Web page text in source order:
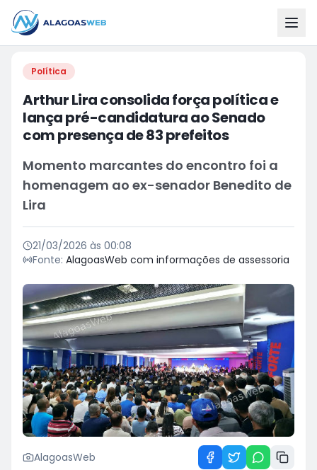
Política
Arthur Lira consolida força política e
lança pré-candidatura ao Senado
com presença de 83 prefeitos
Momento marcantes do encontro foi a
homenagem ao ex-senador Benedito de
Lira
21/03/2026 às 00:08
Fonte: AlagoasWeb com informações de assessoria
AlagoasWeb